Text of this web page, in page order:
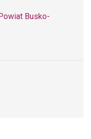
Busko-